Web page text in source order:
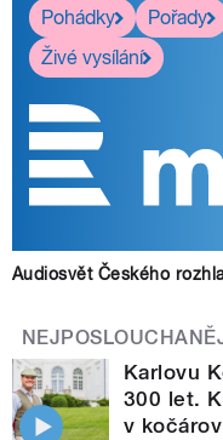
Pohádky
Pořady
Živé vysílání
Audiosvět Českého
Karlovu
300 let.
v